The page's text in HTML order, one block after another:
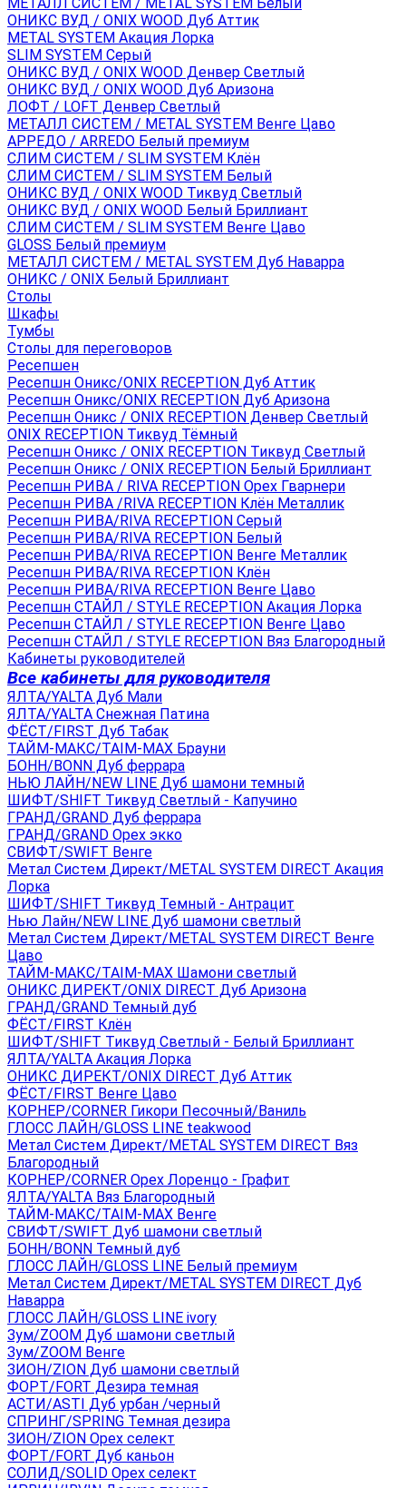
ОНИКС ВУД / ONIX WOOD Дуб Аттик
METAL SYSTEM Акация Лорка
SLIM SYSTEM Серый
ОНИКС ВУД / ONIX WOOD Денвер Светлый
ОНИКС ВУД / ONIX WOOD Дуб Аризона
ЛОФТ / LOFT Денвер Светлый
МЕТАЛЛ СИСТЕМ / METAL SYSTEM Венге Цаво
АРРЕДО / ARREDO Белый премиум
СЛИМ СИСТЕМ / SLIM SYSTEM Клён
СЛИМ СИСТЕМ / SLIM SYSTEM Белый
ОНИКС ВУД / ONIX WOOD Тиквуд Светлый
ОНИКС ВУД / ONIX WOOD Белый Бриллиант
СЛИМ СИСТЕМ / SLIM SYSTEM Венге Цаво
GLOSS Белый премиум
МЕТАЛЛ СИСТЕМ / METAL SYSTEM Дуб Наварра
ОНИКС / ONIX Белый Бриллиант
Столы
Шкафы
Тумбы
Столы для переговоров
Ресепшен
Ресепшн Оникс/ONIX RECEPTION Дуб Аттик
Ресепшн Оникс/ONIX RECEPTION Дуб Аризона
Ресепшн Оникс / ONIX RECEPTION Денвер Светлый
ONIX RECEPTION Тиквуд Тёмный
Ресепшн Оникс / ONIX RECEPTION Тиквуд Светлый
Ресепшн Оникс / ONIX RECEPTION Белый Бриллиант
Ресепшн РИВА / RIVA RECEPTION Орех Гварнери
Ресепшн РИВА /RIVA RECEPTION Клён Металлик
Ресепшн РИВА/RIVA RECEPTION Серый
Ресепшн РИВА/RIVA RECEPTION Белый
Ресепшн РИВА/RIVA RECEPTION Венге Металлик
Ресепшн РИВА/RIVA RECEPTION Клён
Ресепшн РИВА/RIVA RECEPTION Венге Цаво
Ресепшн СТАЙЛ / STYLE RECEPTION Акация Лорка
Ресепшн СТАЙЛ / STYLE RECEPTION Венге Цаво
Ресепшн СТАЙЛ / STYLE RECEPTION Вяз Благородный
Кабинеты руководителей
Все кабинеты для руководителя
ЯЛТА/YALTA Дуб Мали
ЯЛТА/YALTA Снежная Патина
ФЁСТ/FIRST Дуб Табак
ТАЙМ-МАКС/TAIM-MAX Брауни
БОНН/BONN Дуб феррара
НЬЮ ЛАЙН/NEW LINE Дуб шамони темный
ШИФТ/SHIFT Тиквуд Светлый - Капучино
ГРАНД/GRAND Дуб феррара
ГРАНД/GRAND Орех экко
СВИФТ/SWIFT Венге
Метал Систем Директ/METAL SYSTEM DIRECT Акация
Лорка
ШИФТ/SHIFT Тиквуд Темный - Антрацит
Нью Лайн/NEW LINE Дуб шамони светлый
Метал Систем Директ/METAL SYSTEM DIRECT Венге
Цаво
ТАЙМ-МАКС/TAIM-MAX Шамони светлый
ОНИКС ДИРЕКТ/ONIX DIRECT Дуб Аризона
ГРАНД/GRAND Темный дуб
ФЁСТ/FIRST Клён
ШИФТ/SHIFT Тиквуд Светлый - Белый Бриллиант
ЯЛТА/YALTA Акация Лорка
ОНИКС ДИРЕКТ/ONIX DIRECT Дуб Аттик
ФЁСТ/FIRST Венге Цаво
КОРНЕР/CORNER Гикори Песочный/Ваниль
ГЛОСС ЛАЙН/GLOSS LINE teakwood
Метал Систем Директ/METAL SYSTEM DIRECT Вяз
Благородный
КОРНЕР/CORNER Орех Лоренцо - Графит
ЯЛТА/YALTA Вяз Благородный
ТАЙМ-МАКС/TAIM-MAX Венге
СВИФТ/SWIFT Дуб шамони светлый
БОНН/BONN Темный дуб
ГЛОСС ЛАЙН/GLOSS LINE Белый премиум
Метал Систем Директ/METAL SYSTEM DIRECT Дуб
Наварра
ГЛОСС ЛАЙН/GLOSS LINE ivory
Зум/ZOOM Дуб шамони светлый
Зум/ZOOM Венге
ЗИОН/ZION Дуб шамони светлый
ФОРТ/FORT Дезира темная
АСТИ/ASTI Дуб урбан /черный
СПРИНГ/SPRING Темная дезира
ЗИОН/ZION Орех селект
ФОРТ/FORT Дуб каньон
СОЛИД/SOLID Орех селект